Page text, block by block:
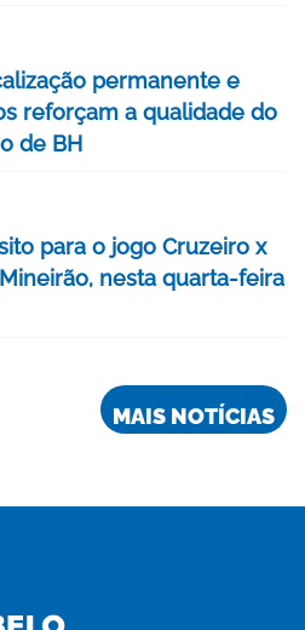
permanente e
reforçam a qualidade do
de BH
para o jogo Cruzeiro x
nesta quarta-feira
MAIS NOTÍCIAS